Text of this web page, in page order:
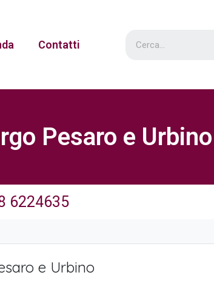
Contatti
Pesaro e Urbino
6224635
e Urbino